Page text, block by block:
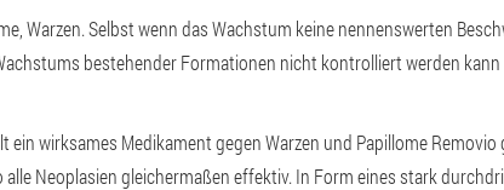
Warzen. Selbst wenn das Wachstum keine nennenswerten
bestehender Formationen nicht kontrolliert werden
wirksames Medikament gegen Warzen und Papillome Removio
Neoplasien gleichermaßen effektiv. In Form eines stark